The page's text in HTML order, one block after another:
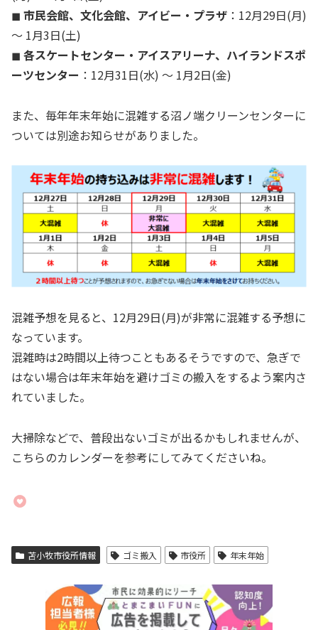
◼︎ 市民会館、文化会館、アイビー・プラザ ：12月29日(月)
〜 1月3日(土)
◼︎ 各スケートセンター・アイスアリーナ、ハイランドスポ
ーツセンター ：12月31日(水) 〜 1月2日(金)
また、毎年年末年始に混雑する沼ノ端クリーンセンターに
ついては別途お知らせがありました。
混雑予想を見ると、12月29日(月)が非常に混雑する予想に
なっています。
混雑時は2時間以上待つこともあるそうですので、急ぎで
はない場合は年末年始を避けゴミの搬入をするよう案内さ
れていました。
大掃除などで、普段出ないゴミが出るかもしれませんが、
こちらのカレンダーを参考にしてみてくださいね。
苫小牧市役所情報 ゴミ搬入 市役所 年末年始